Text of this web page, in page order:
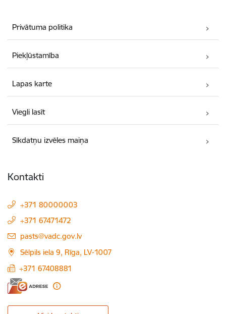
Privātuma politika
Piekļūstamība
Lapas karte
Viegli lasīt
Sīkdatņu izvēles maiņa
Kontakti
+371 80000003
+371 67471472
E-pasts:
pasts@vadc.gov.lv
Sēlpils iela 9, Rīga, LV-1007
+371 67408881